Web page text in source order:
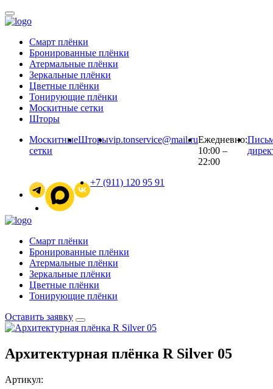
Смарт плёнки
Бронированные плёнки
Атермальные плёнки
Зеркальные плёнки
Цветные плёнки
Тонирующие плёнки
Москитные сетки
Шторы
Москитные
сетки
Шторыvip.tonservice@mail.ruЕжедневно:
10:00 –
22:00
+7 (911) 120 95 91
Смарт плёнки
Бронированные плёнки
Атермальные плёнки
Зеркальные плёнки
Цветные плёнки
Тонирующие плёнки
Оставить заявку
Архитектурная плёнка R Silver 05
Артикул: